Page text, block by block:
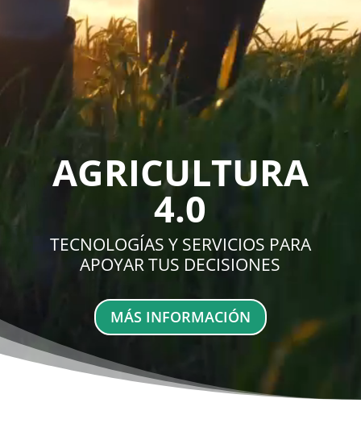
AGRICULTURA
4.0
TECNOLOGÍAS Y SERVICIOS PARA
APOYAR TUS DECISIONES
MÁS INFORMACIÓN